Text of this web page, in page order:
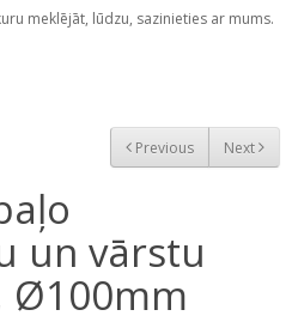
meklējāt, lūdzu, sazinieties ar mums.
Previous Next
un vārstu
Ø100mm